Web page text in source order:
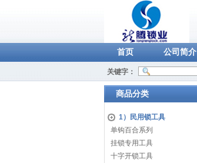
首页 公司简介
关键字：
商品分类
1）民用锁工具
单钩百合系列
挂锁专用工具
十字开锁工具